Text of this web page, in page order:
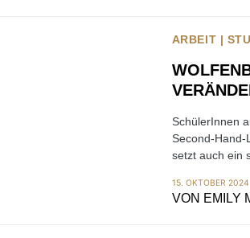
ARBEIT |
SchülerInnen
Second-Hand-
setzt auch ein
15. OKTOBER 2024
VON EMILY